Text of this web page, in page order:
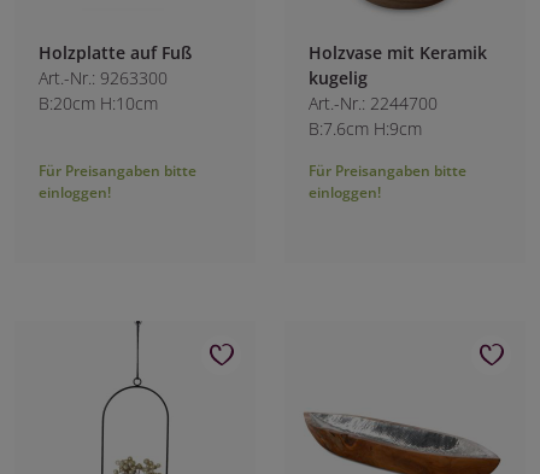
Holzplatte auf Fuß
Art.-Nr.: 9263300
B:20cm H:10cm
Für Preisangaben bitte
einloggen!
Holzvase mit Keramik
kugelig
Art.-Nr.: 2244700
B:7.6cm H:9cm
Für Preisangaben bitte
einloggen!